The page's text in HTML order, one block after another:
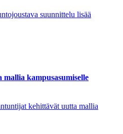
suunnittelu lisää
kampusasumiselle
kehittävät uutta mallia